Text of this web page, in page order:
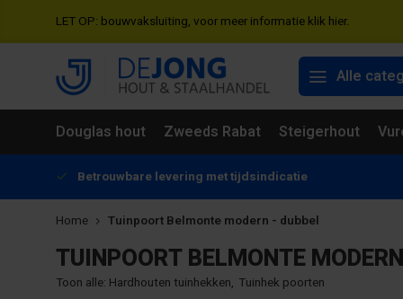
LET OP: bouwvaksluiting, voor meer informatie klik hier.
Alle
Douglas hout Zweeds Rabat Steigerhout
Betrouwbare levering met tijdsindicatie
Home Tuinpoort Belmonte modern - dubbel
TUINPOORT BELMONTE
Toon alle: Hardhouten tuinhekken, Tuinhek poorten